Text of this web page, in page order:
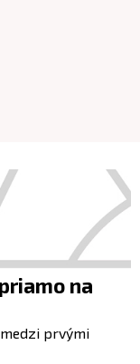
na
prvými